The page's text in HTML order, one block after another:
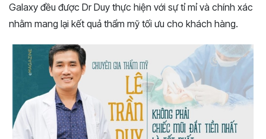
Galaxy đều được Dr Duy thực hiện với sự tỉ mỉ và chính xác
nhằm mang lại kết quả thẩm mỹ tối ưu cho khách hàng.